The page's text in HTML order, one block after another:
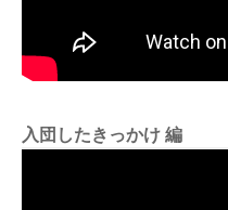
入団したきっかけ 編